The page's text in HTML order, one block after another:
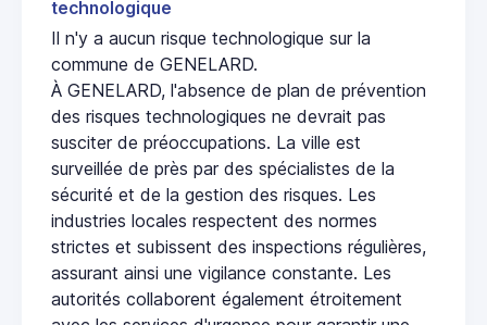
technologique
Il n'y a aucun risque technologique sur la
commune de GENELARD.
À GENELARD, l'absence de plan de prévention
des risques technologiques ne devrait pas
susciter de préoccupations. La ville est
surveillée de près par des spécialistes de la
sécurité et de la gestion des risques. Les
industries locales respectent des normes
strictes et subissent des inspections régulières,
assurant ainsi une vigilance constante. Les
autorités collaborent également étroitement